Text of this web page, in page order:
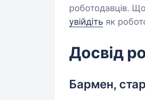
роботодавців.
увійдіть як
Досвід
Бармен,